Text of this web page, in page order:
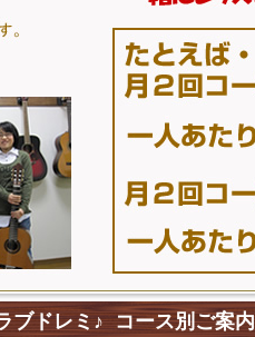
ブドレミ♪ コース別ご案内